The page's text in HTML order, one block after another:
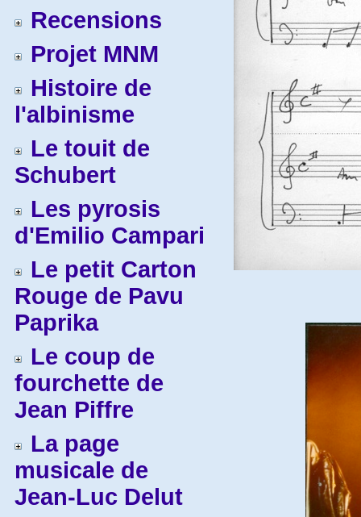
Recensions
Projet MNM
Histoire de
l'albinisme
Le touit de
Schubert
Les pyrosis
d'Emilio Campari
Le petit Carton
Rouge de Pavu
Paprika
Le coup de
fourchette de
Jean Piffre
La page
musicale de
Jean-Luc Delut